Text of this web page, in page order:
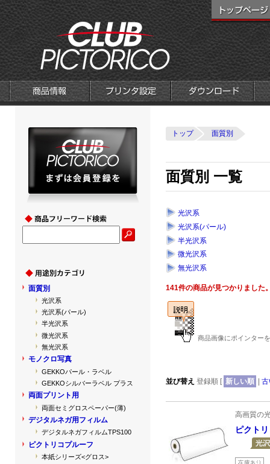
トップ 面質別
面質別 一覧
光沢系
光沢系(パール)
半光沢系
微光沢系
無光沢系
141件の商品が見つかりました
商品画像にポインター
並び替え 登録順 [ 新しい順
高画質の
ピクト
面質別
光沢系
光沢系(パール)
半光沢系
微光沢系
無光沢系
モノクロ写真
GEKKOパール・ラベル
GEKKOシルバーラベル プラス
両面プリント用
両面セミグロスペーパー(薄)
デジタルネガ用フィルム
デジタルネガフィルムTPS100
ピクトリコプルーフ
本紙シリーズ<グロス>